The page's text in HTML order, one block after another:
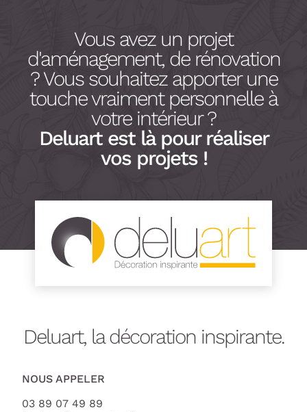
Vous avez un projet
d'aménagement, de rénovation
? Vous souhaitez apporter une
touche vraiment personnelle à
votre intérieur ?
Deluart est là pour réaliser
vos projets !
Deluart, la décoration inspirante.
NOUS APPELER
03 89 07 49 89